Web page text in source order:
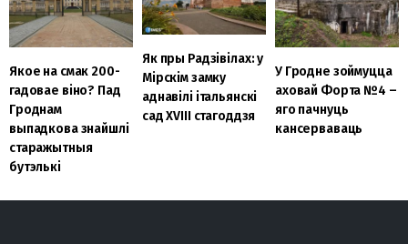
Якое на смак 200-
гадовае віно? Пад
Гроднам
выпадкова знайшлі
старажытныя
бутэлькі
Як пры Радзівілах: у
Мірскім замку
аднавілі італьянскі
сад XVIII стагоддзя
У Гродне зоймуцца
аховай Форта №4 –
яго пачнуць
кансерваваць